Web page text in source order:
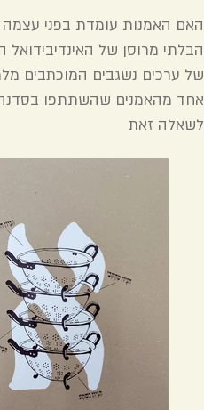
האם האמנות עומדת בפני
הבלתי מרוסן של האינדיבידואל
של ערכים נשגבים המוכתבים
אחד מהאמנים שהשתתפו בסדנה
לשאלה זאת